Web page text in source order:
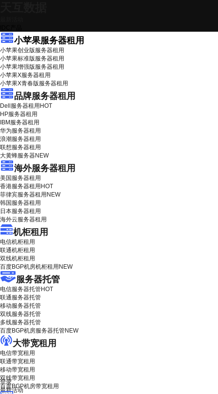
小苹果服务器租用
小苹果创业版服务器租用
小苹果标准版服务器租用
小苹果增强版服务器租用
小苹果X服务器租用
小苹果X青春版服务器租用
品牌服务器租用
Dell服务器租用 HOT
HP服务器租用
IBM服务器租用
华为服务器租用
浪潮服务器租用
联想服务器租用
大黄蜂服务器NEW
海外服务器租用
美国服务器租用
香港服务器租用 HOT
菲律宾服务器租用 NEW
韩国服务器租用
日本服务器租用
海外云服务器租用
机柜租用
电信机柜租用
联通机柜租用
双线机柜租用
百度BGP机房机柜租用 NEW
服务器托管
电信服务器托管HOT
联通服务器托管
移动服务器托管
双线服务器托管
多线服务器托管
百度BGP机房服务器托管NEW
大带宽租用
电信带宽租用
联通带宽租用
移动带宽租用
双线带宽租用
百度BGP机房带宽租用
登录
最新活动